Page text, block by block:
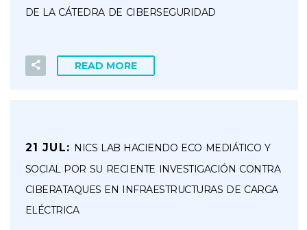
DE LA CÁTEDRA DE CIBERSEGURIDAD
READ MORE
21 JUL: NICS LAB HACIENDO ECO MEDIÁTICO Y
SOCIAL POR SU RECIENTE INVESTIGACIÓN CONTRA
CIBERATAQUES EN INFRAESTRUCTURAS DE CARGA
ELÉCTRICA